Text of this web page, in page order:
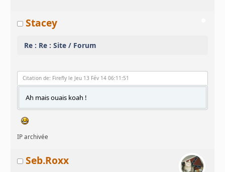
Stacey
Re : Re : Site / Forum
Citation de: Firefly le Jeu 13 Fév 14 06:11:51
Ah mais ouais koah !
IP archivée
Seb.Roxx